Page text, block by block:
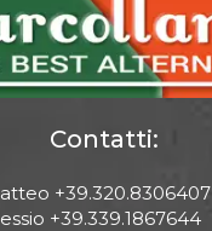
Contatti:
+39.320.8306407
+39.339.1867644